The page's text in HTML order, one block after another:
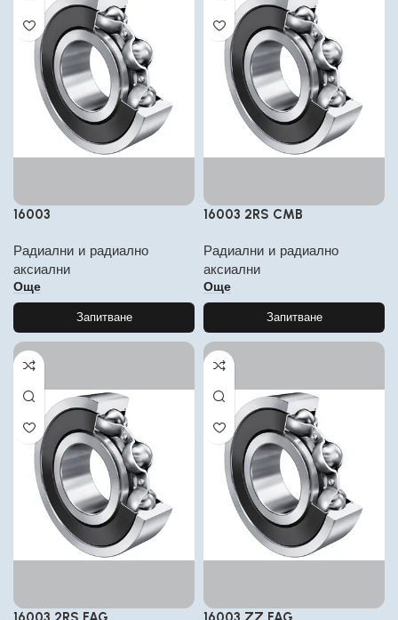
16003
Радиални и радиално
аксиални
Още
Запитване
16003 2RS CMB
Радиални и радиално
аксиални
Още
Запитване